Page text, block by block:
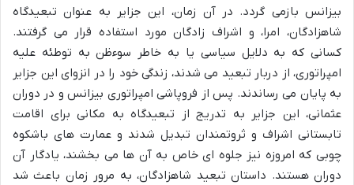
بیزانس بازمی گردد. در آن زمان، این جزایر به عنوان تبعیدگاه
شاهزادگان، امرا، و اشراف زادگان مورد استفاده قرار می گرفتند.
کسانی که به دلایل سیاسی یا به خاطر سوءظن به توطئه علیه
امپراتوری، از دربار تبعید می شدند، زندگی خود را در انزوای این جزایر
به پایان می رساندند. پس از فروپاشی امپراتوری بیزانس و در دوران
عثمانی، این جزایر به تدریج از تبعیدگاه به مکانی برای اقامت
تابستانی اشراف و ثروتمندان تبدیل شدند و عمارت های باشکوه
چوبی که امروزه نیز جلوه ای خاص به آن ها می بخشند، یادگار آن
دوران هستند. داستان تبعید شاهزادگان، به مرور زمان باعث شد